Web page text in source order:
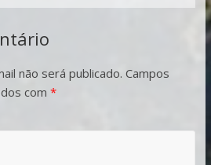
não será publicado. Campos
com *